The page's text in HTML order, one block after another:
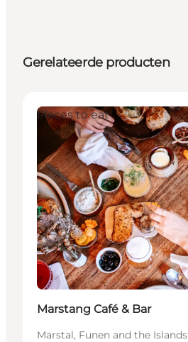
Gerelateerde producten
Places to eat
Marstang Café & Bar
Marstal, Funen and the Islands